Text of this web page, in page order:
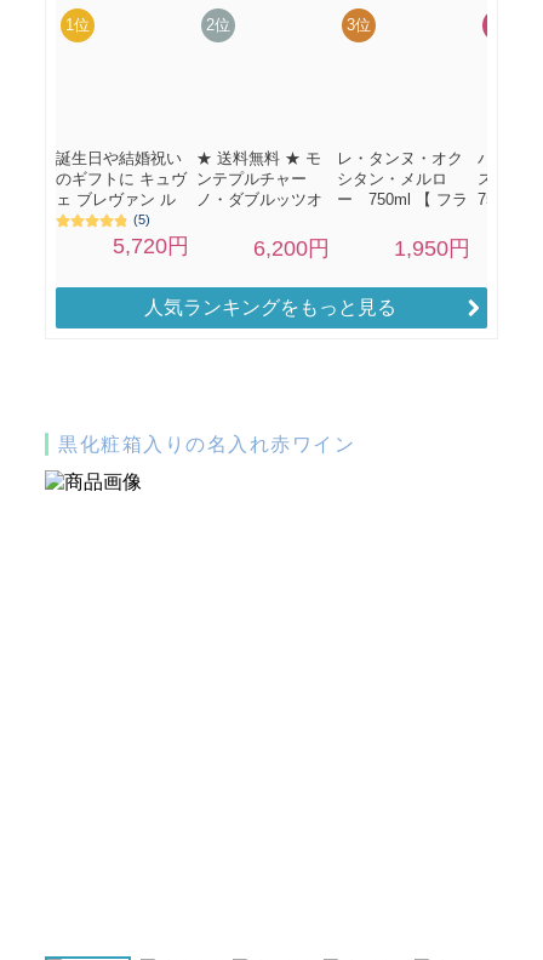
人気ランキングをもっと見る
黒化粧箱入りの名入れ赤ワイン